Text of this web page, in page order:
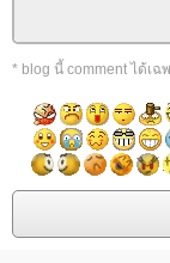
* blog นี้ comment ได้เฉ